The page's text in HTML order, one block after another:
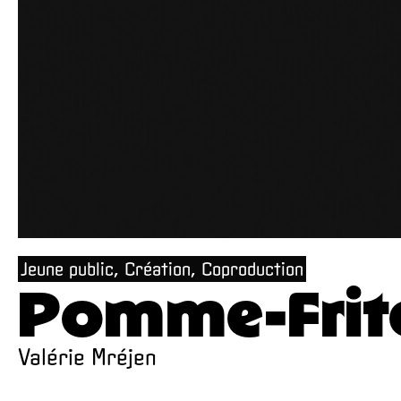
Jeune public, Création, Coproduction
Pomme-
Valérie Mréjen